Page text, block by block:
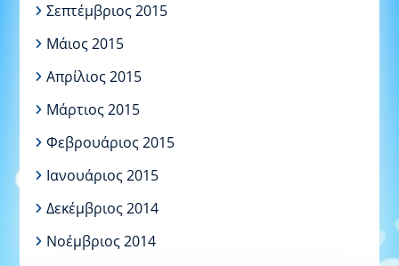
Σεπτέμβριος 2015
Μάιος 2015
Απρίλιος 2015
Μάρτιος 2015
Φεβρουάριος 2015
Ιανουάριος 2015
Δεκέμβριος 2014
Νοέμβριος 2014